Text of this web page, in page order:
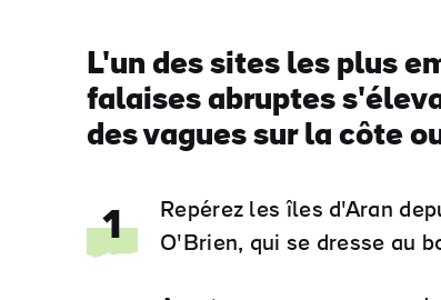
L'un des sites les plus
falaises abruptes
des vagues sur la côte
1
Repérez les îles d'Aran
O'Brien, qui se dresse au